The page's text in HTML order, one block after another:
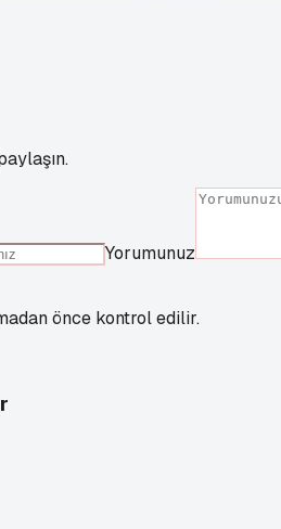
Yorumunuz
önce kontrol edilir.